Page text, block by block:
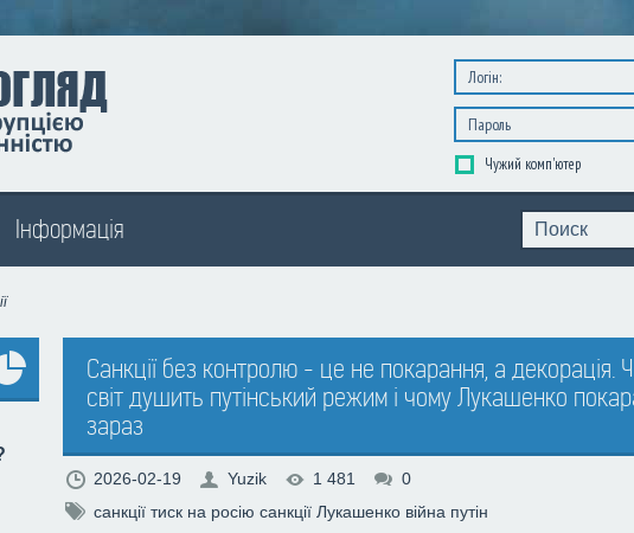
Чужий комп'ютер
Інформація
Санкції без контролю - це не покарання, а декорація.
світ душить путінський режим і чому Лукашенко
зараз
2026-02-19 Yuzik 1 481 0
санкції тиск на росію санкції Лукашенко війна путін